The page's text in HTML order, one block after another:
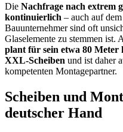
Die Nachfrage nach extrem
kontinuierlich – auch auf
Bauunternehmer sind oft
Glaselemente zu stemmen ist.
plant für sein etwa 80 Meter
XXL-Scheiben und ist daher
kompetenten Montagepartner.
Scheiben und
deutscher Hand